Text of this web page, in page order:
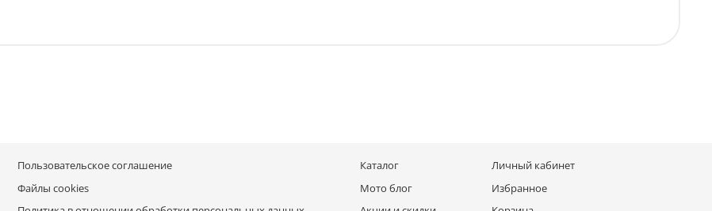
Пользовательское соглашение
Файлы cookies
Каталог
Мото блог
Личный кабинет
Избранное